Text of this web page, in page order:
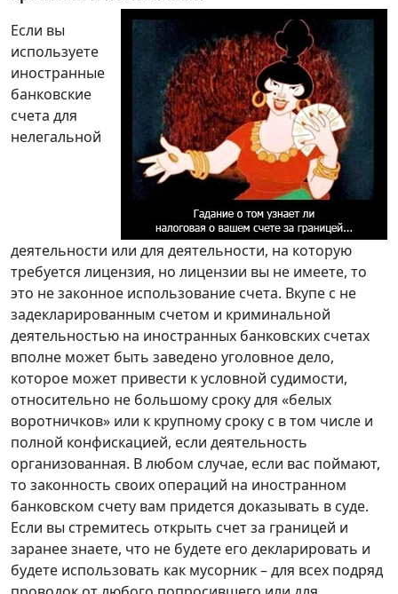
Если вы
используете
иностранные
банковские
счета для
нелегальной
деятельности или для деятельности, на которую
требуется лицензия, но лицензии вы не имеете, то
это не законное использование счета. Вкупе с не
задекларированным счетом и криминальной
деятельностью на иностранных банковских счетах
вполне может быть заведено уголовное дело,
которое может привести к условной судимости,
относительно не большому сроку для «белых
воротничков» или к крупному сроку с в том числе и
полной конфискацией, если деятельность
организованная. В любом случае, если вас поймают,
то законность своих операций на иностранном
банковском счету вам придется доказывать в суде.
Если вы стремитесь открыть счет за границей и
заранее знаете, что не будете его декларировать и
будете использовать как мусорник – для всех подряд